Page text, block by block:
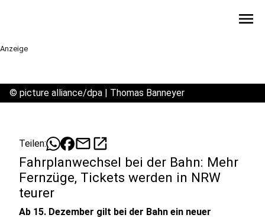
menu
Anzeige
© picture alliance/dpa | Thomas Banneyer
Teilen: mailopen_in_new
Fahrplanwechsel bei der Bahn: Mehr
Fernzüge, Tickets werden in NRW
teurer
Ab 15. Dezember gilt bei der Bahn ein neuer